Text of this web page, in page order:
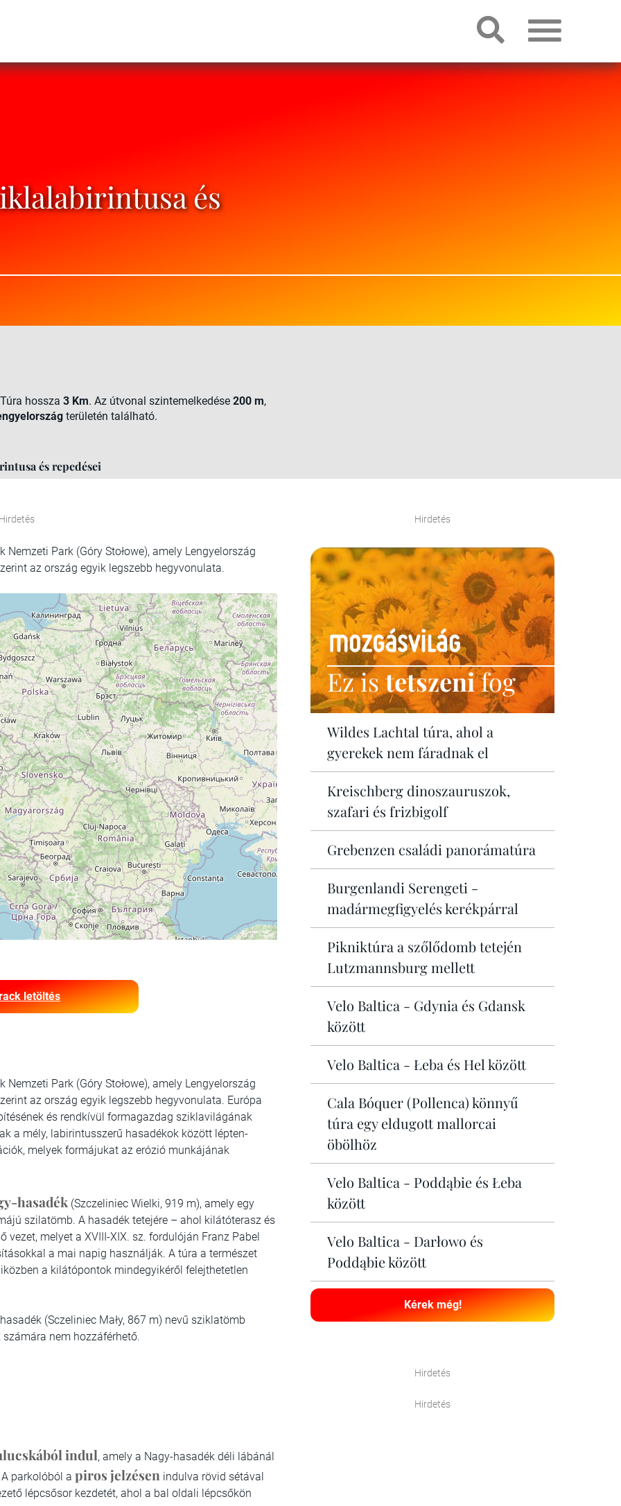
és
hossza 3 Km. Az útvonal szintemelkedése 200 m,
területén található.
és repedései
Park (Góry Stołowe), amely Lengyelország
az ország egyik legszebb hegyvonulata.
letöltés
Park (Góry Stołowe), amely Lengyelország
az ország egyik legszebb hegyvonulata. Európa
és rendkívül formagazdag sziklavilágának
a mély, labirintusszerű hasadékok között lépten-
melyek formájukat az erózió munkájának
hasadék (Szczeliniec Wielki, 919 m), amely egy
szilatömb. A hasadék tetejére – ahol kilátóterasz és
melyet a XVIII-XIX. sz. fordulóján Franz Pabel
a mai napig használják. A túra a természet
a kilátópontok mindegyikéről felejthetetlen
(Sczeliniec Mały, 867 m) nevű sziklatömb
nem hozzáférhető.
indul, amely a Nagy-hasadék déli lábánál
parkolóból a piros jelzésen indulva rövid sétával
lépcsősor kezdetét, ahol a bal oldali lépcsőkön
Hirdetés
Ez istetszenifog
Wildes Lachtal túra, ahol a
gyerekek nem fáradnak el
Kreischberg dinoszauruszok,
szafari és frizbigolf
Grebenzen családi panorámatúra
Burgenlandi Serengeti -
madármegfigyelés kerékpárral
Pikniktúra a szőlődomb tetején
Lutzmannsburg mellett
Velo Baltica - Gdynia és Gdansk
között
Velo Baltica - Łeba és Hel között
Cala Bóquer (Pollenca) könnyű
túra egy eldugott mallorcai
öbölhöz
Velo Baltica - Poddąbie és Łeba
között
Velo Baltica - Darłowo és
Poddąbie között
Kérek még!
Hirdetés
Hirdetés